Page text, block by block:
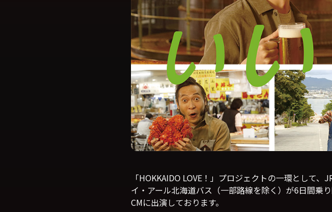
「HOKKAIDO LOVE！」プロジェクトの一環として
イ・アール北海道バス（一部路線を除く）が6日間乗
CMに出演しております。